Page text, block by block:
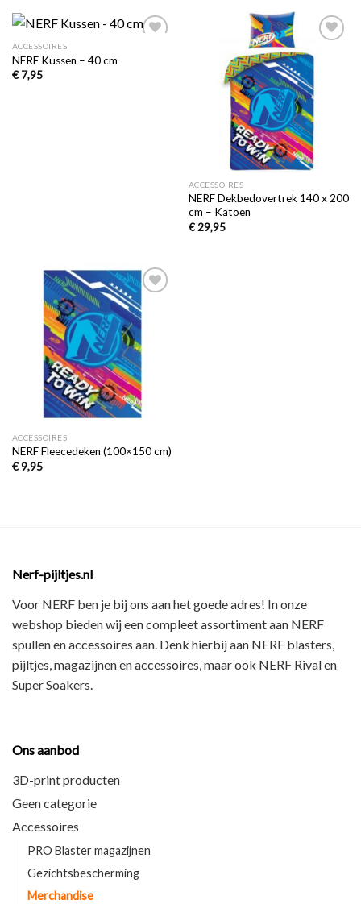
ACCESSOIRES
NERF Kussen – 40 cm
€7,95
Toevoegen
aan
verlanglijst
ACCESSOIRES
NERF Dekbedovertrek 140 x 200
cm – Katoen
€29,95
Toevoegen
aan
verlanglijst
ACCESSOIRES
NERF Fleecedeken (100×150 cm)
€9,95
Nerf-pijltjes.nl
Voor NERF ben je bij ons aan het goede adres! In onze
webshop bieden wij eencompleet assortimentaan NERF
spullen en accessoires aan. Denk hierbij aan NERF blasters,
pijltjes, magazijnen en accessoires, maar ook NERF Rival en
Super Soakers.
Ons aanbod
3D-print producten
Geen categorie
Accessoires
PRO Blaster magazijnen
Gezichtsbescherming
Merchandise